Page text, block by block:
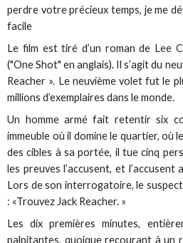
perdre votre précieux temps, je me
facile
Le film est tiré d’un roman de Lee
("One Shot" en anglais). Il s’agit du
Reacher ». Le neuvième volet fut le
millions d’exemplaires dans le monde.
Un homme armé fait retentir six
immeuble où il domine le quartier, où
des cibles à sa portée, il tue cinq
les preuves l’accusent, et l’accusent
Lors de son interrogatoire, le
: «Trouvez Jack Reacher. »
Les dix premières minutes,
palpitantes, quoique recourant à un